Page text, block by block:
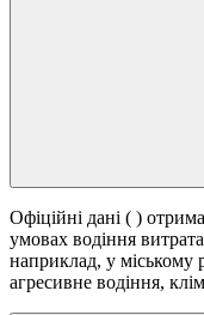
Офіційні дані ( )
умовах водіння
наприклад, у міському
агресивне водіння,